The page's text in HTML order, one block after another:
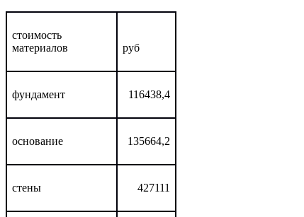
стоимость
материалов
руб
фундамент 116438,4
основание 135664,2
стены 427111